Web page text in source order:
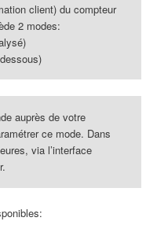
client) du compteur
2 modes:
auprès de votre
ce mode. Dans
via l’interface